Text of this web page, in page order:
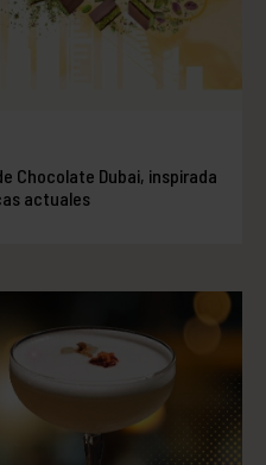
Chocolate Dubai, inspirada
actuales